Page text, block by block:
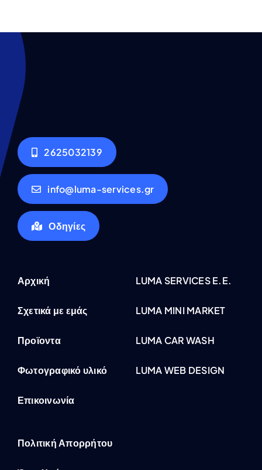
2625032139
info@luma-services.gr
Οδηγίες
Αρχική
Σχετικά με εμάς
Προϊοντα
Φωτογραφικό υλικό
Επικοινωνία
LUMA SERVICES E.E.
LUMA MINI MARKET
LUMA CAR WASH
LUMA WEB DESIGN
Πολιτική Απορρήτου